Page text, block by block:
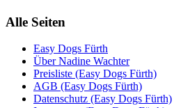
Alle Seiten
Easy Dogs Fürth
Über Nadine Wachter
Preisliste (Easy Dogs Fürth)
AGB (Easy Dogs Fürth)
Datenschutz (Easy Dogs Fürth)